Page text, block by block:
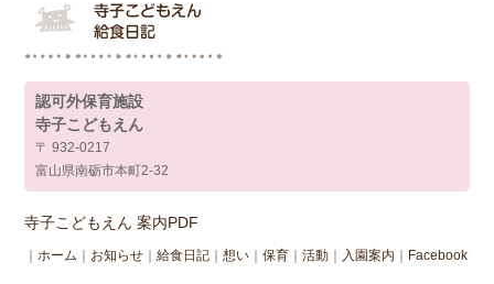
認可外保育施設
寺子こどもえん
〒 932-0217
富山県南砺市本町2-32
寺子こどもえん 案内PDF
｜ ホーム ｜ お知らせ ｜給食日記 ｜想い ｜保育 ｜活動 ｜ 入園案内 ｜ Facebook